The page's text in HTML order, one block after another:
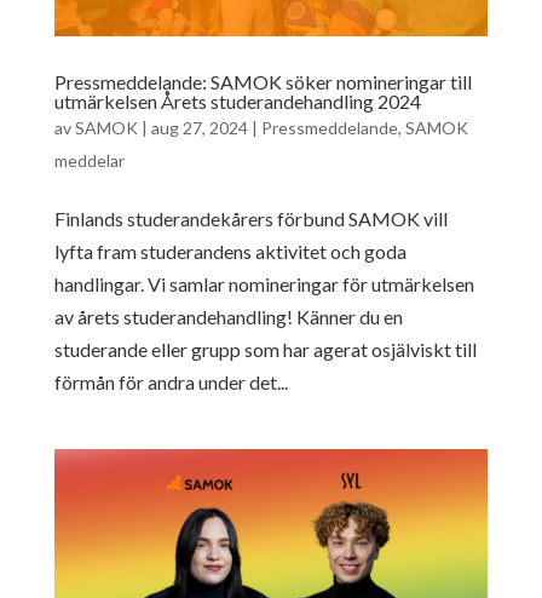
Pressmeddelande: SAMOK söker nomineringar till
utmärkelsen Årets studerandehandling 2024
avSAMOK | aug 27, 2024| Pressmeddelande, SAMOK
meddelar
Finlands studerandekårers förbund SAMOK vill
lyfta fram studerandens aktivitet och goda
handlingar. Vi samlar nomineringar för utmärkelsen
av årets studerandehandling! Känner du en
studerande eller grupp som har agerat osjälviskt till
förmån för andra under det...